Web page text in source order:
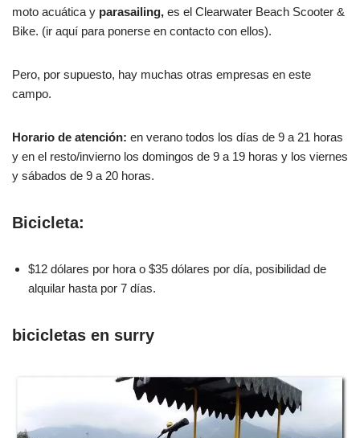
moto acuática y parasailing, es el Clearwater Beach Scooter &
Bike. (ir aquí para ponerse en contacto con ellos).
Pero, por supuesto, hay muchas otras empresas en este
campo.
Horario de atención: en verano todos los días de 9 a 21 horas
y en el resto/invierno los domingos de 9 a 19 horas y los viernes
y sábados de 9 a 20 horas.
Bicicleta:
$12 dólares por hora o $35 dólares por día, posibilidad de
alquilar hasta por 7 días.
bicicletas en surry